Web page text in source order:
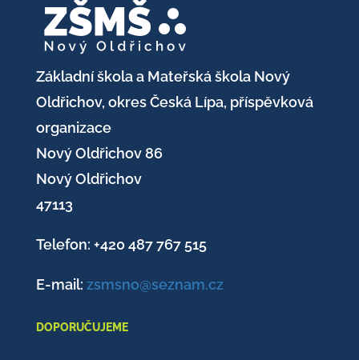
Základní škola a Mateřská škola Nový
Oldřichov, okres Česká Lípa, příspěvková
organizace
Nový Oldřichov 86
Nový Oldřichov
47113
Telefon: +420 487 767 515
E-mail: zsmsno@seznam.cz
DOPORUČUJEME